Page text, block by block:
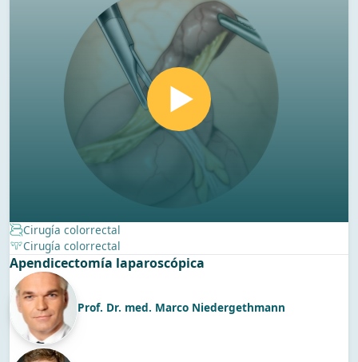
Cirugía colorrectal
Cirugía colorrectal
Apendicectomía laparoscópica
Prof. Dr. med. Marco Niedergethmann